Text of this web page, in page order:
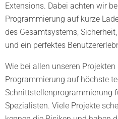
Extensions. Dabei achten wir
Programmierung auf kurze
des Gesamtsystems,
und ein perfektes
Wie bei allen unseren
Programmierung auf höchste
Schnittstellenprogrammierung
Spezialisten. Viele Projekte